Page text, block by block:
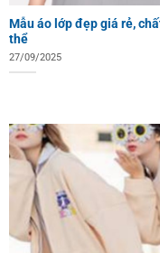
Mẫu áo lớp đẹp giá rẻ,
thể
27/09/2025